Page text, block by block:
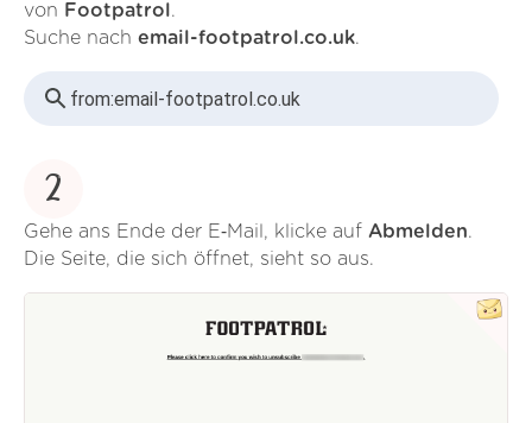
von Footpatrol.
Suche nach email-footpatrol.co.uk.
from:email-footpatrol.co.uk
2
Gehe ans Ende der E‑Mail, klicke auf Abmelden.
Die Seite, die sich öffnet, sieht so aus.